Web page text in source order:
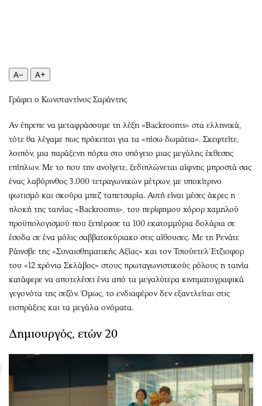
Πολιτισμός
Θέατρο-Χορός
Μουσική
Εικαστικά
Βιβλίο
Χειρόγραφα
Uncut
Προσφορές
Προσωπικότητες στην ''Κ''
Επιστολές
A− A+
Γράφει ο Κωνσταντίνος Σαράντης
Αν έπρεπε να μεταφράσουμε τη λέξη «Backrooms» στα ελληνικά,
τότε θα λέγαμε πως πρόκειται για τα «πίσω δωμάτια». Σκεφτείτε,
λοιπόν, μια παράξενη πόρτα στο υπόγειο μιας μεγάλης έκθεσης
επίπλων. Με το που την ανοίγετε, ξεδιπλώνεται αίφνης μπροστά σας
ένας λαβύρινθος 3.000 τετραγωνικών μέτρων, με υποκίτρινο
φωτισμό και σκούρα μπεζ ταπετσαρία. Αυτή είναι μέσες άκρες η
πλοκή της ταινίας «Backrooms», του περίφημου χόρορ χαμηλού
προϋπολογισμού που ξεπέρασε τα 100 εκατομμύρια δολάρια σε
έσοδα σε ένα μόλις σαββατοκύριακο στις αίθουσες. Με τη Ρενάτε
Ράινσβε της «Συναισθηματικής Αξίας» και τον Τσιούετελ Έτζιοφορ
του «12 χρόνια Σκλάβος» στους πρωταγωνιστικούς ρόλους η ταινία
κατάφερε να αποτελέσει ένα από τα μεγαλύτερα κινηματογραφικά
γεγονότα της σεζόν. Όμως, το ενδιαφέρον δεν εξαντλείται στις
εισπράξεις και τα μεγάλα ονόματα.
Δημιουργός, ετών 20